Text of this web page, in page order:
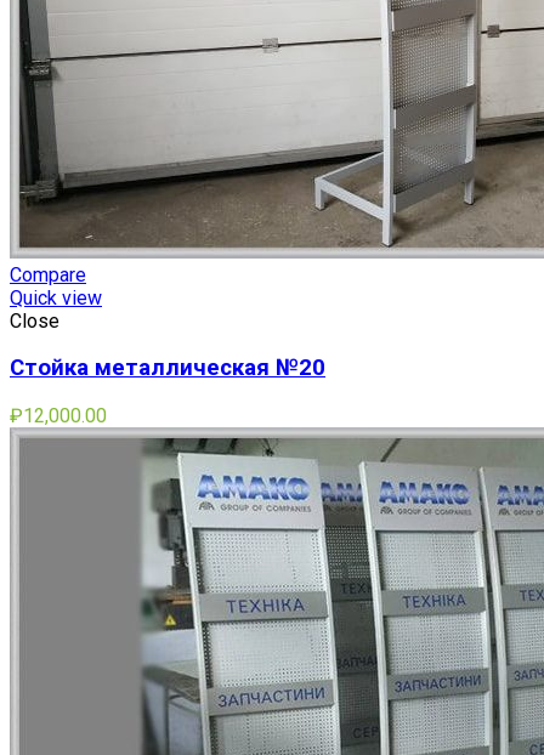
Compare
Quick view
Close
Стойка металлическая №20
₽12,000.00